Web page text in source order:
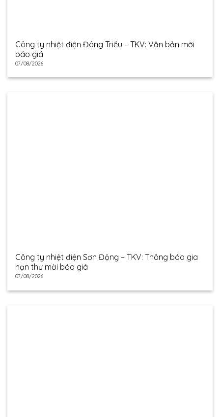
Công ty nhiệt điện Đông Triều – TKV: Văn bản mời
báo giá
07/08/2026
Công ty nhiệt điện Sơn Động – TKV: Thông báo gia
hạn thư mời báo giá
07/08/2026